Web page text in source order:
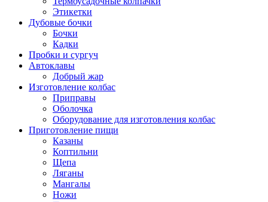
Этикетки
Дубовые бочки
Бочки
Кадки
Пробки и сургуч
Автоклавы
Добрый жар
Изготовление колбас
Приправы
Оболочка
Оборудование для изготовления колбас
Приготовление пищи
Казаны
Коптильни
Щепа
Ляганы
Мангалы
Ножи